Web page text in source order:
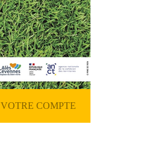
VOTRE COMPTE